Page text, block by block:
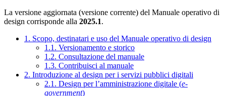
La versione aggiornata (versione corrente) del Manuale operativo di
design corrisponde alla 2025.1.
1. Scopo, destinatari e uso del Manuale operativo di design
1.1. Versionamento e storico
1.2. Consultazione del manuale
1.3. Contribuisci al manuale
2. Introduzione al design per i servizi pubblici digitali
2.1. Design per l’amministrazione digitale (e-
government)